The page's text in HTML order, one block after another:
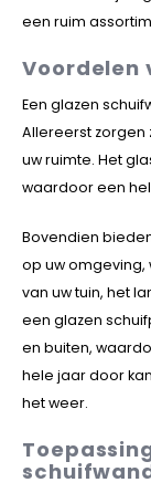
een ruim
Voordelen
Een glazen
Allereerst zorgen
uw ruimte. Het
waardoor een
Bovendien
op uw
van uw tuin, het
een glazen
en buiten,
hele jaar door
het weer.